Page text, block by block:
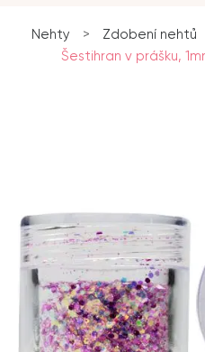
Nehty > Zdobení nehtů
Šestihran v prášku,